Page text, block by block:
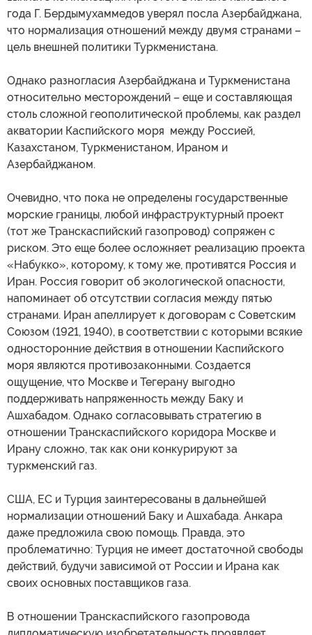
года Г. Бердымухаммедов уверял посла Азербайджана,
что нормализация отношений между двумя странами –
цель внешней политики Туркменистана.
Однако разногласия Азербайджана и Туркменистана
относительно месторождений – еще и составляющая
столь сложной геополитической проблемы, как раздел
акватории Каспийского моря между Россией,
Казахстаном, Туркменистаном, Ираном и
Азербайджаном.
Очевидно, что пока не определены государственные
морские границы, любой инфраструктурный проект
(тот же Транскаспийский газопровод) сопряжен с
риском. Это еще более осложняет реализацию проекта
«Набукко», которому, к тому же, противятся Россия и
Иран. Россия говорит об экологической опасности,
напоминает об отсутствии согласия между пятью
странами. Иран апеллирует к договорам с Советским
Союзом (1921, 1940), в соответствии с которыми всякие
односторонние действия в отношении Каспийского
моря являются противозаконными. Создается
ощущение, что Москве и Тегерану выгодно
поддерживать напряженность между Баку и
Ашхабадом. Однако согласовывать стратегию в
отношении Транскаспийского коридора Москве и
Ирану сложно, так как они конкурируют за
туркменский газ.
США, ЕС и Турция заинтересованы в дальнейшей
нормализации отношений Баку и Ашхабада. Анкара
даже предложила свою помощь. Правда, это
проблематично: Турция не имеет достаточной свободы
действий, будучи зависимой от России и Ирана как
своих основных поставщиков газа.
В отношении Транскаспийского газопровода